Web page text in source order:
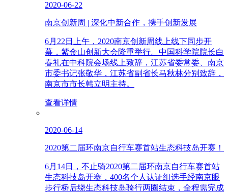
2020-06-22
南京创新周 | 深化中新合作，携手创新发展
6月22日上午，2020南京创新周线上线下同步开
幕，紫金山创新大会隆重举行。中国科学院院长白
春礼在中科院会场线上致辞，江苏省委常委、南京
市委书记张敬华，江苏省副省长马秋林分别致辞，
南京市市长韩立明主持。
查看详情
2020-06-14
2020第二届环南京自行车赛首站生态科技岛开赛！
6月14日，不止骑2020第二届环南京自行车赛首站
生态科技岛开赛，400名个人认证组选手经南京眼
步行桥后绕生态科技岛骑行两圈结束，全程需完成